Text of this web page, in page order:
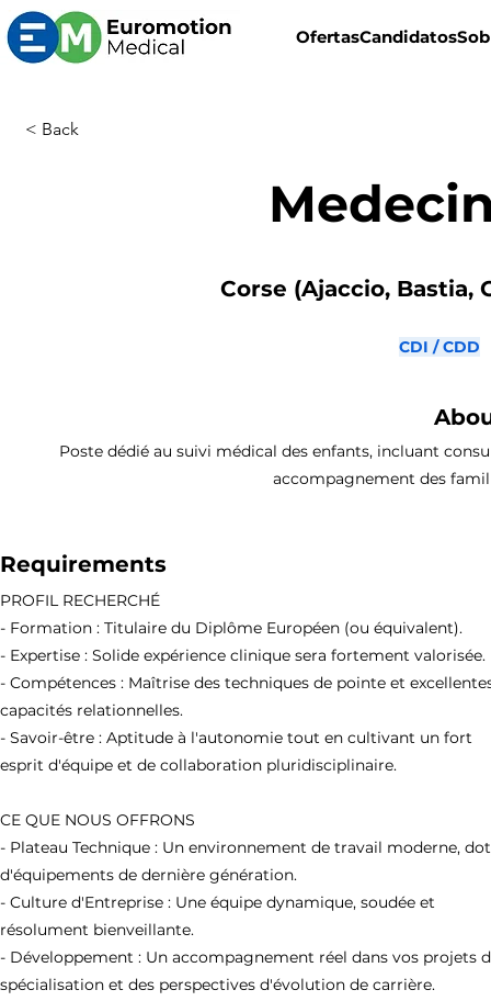
OfertasCandidatos
< Back
Corse (Ajaccio, Bastia,
CDI / CDD
Poste dédié au suivi médical des enfants, incluant
accompagnement des
Requirements
PROFIL RECHERCHÉ
- Formation : Titulaire du Diplôme Européen (ou équivalent).
- Expertise : Solide expérience clinique sera fortement valorisée.
- Compétences : Maîtrise des techniques de pointe et
capacités relationnelles.
- Savoir-être : Aptitude à l'autonomie tout en cultivant un fort
esprit d'équipe et de collaboration pluridisciplinaire.
CE QUE NOUS OFFRONS
- Plateau Technique : Un environnement de travail moderne,
d'équipements de dernière génération.
- Culture d'Entreprise : Une équipe dynamique, soudée et
résolument bienveillante.
- Développement : Un accompagnement réel dans vos projets
spécialisation et des perspectives d'évolution de carrière.